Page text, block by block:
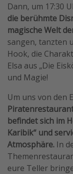
Dann, um 17:30
die berühmte
magische Welt
sangen, tanzten
Hook, die
Elsa aus „Die
und Magie!
Um uns von den
befindet sich im
Karibik“ und
Atmosphäre. In
eure Teller